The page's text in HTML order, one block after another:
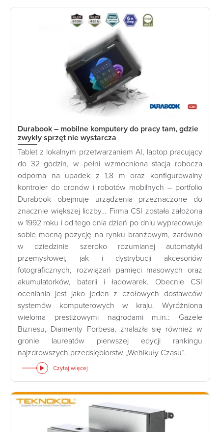
Durabook – mobilne komputery do pracy tam, gdzie
zwykły sprzęt nie wystarcza
Tablet z lokalnym przetwarzaniem AI, laptop pracujący
do 32 godzin, w pełni wzmocniona stacja robocza
odporna na upadek z 1,8 m oraz konfigurowalny
kontroler do dronów i robotów mobilnych – portfolio
Durabook obejmuje urządzenia przeznaczone do
znacznie większej liczby… Firma CSI została założona
w 1992 roku i od tego dnia dzień po dniu wypracowuje
sobie mocną pozycję na rynku branżowym, zarówno
w dziedzinie szeroko rozumianej automatyki
przemysłowej, jak i dystrybucji akcesoriów
fotograficznych, rozwiązań pamięci masowych oraz
akumulatorków, baterii i ładowarek. Obecnie CSI
oceniania jest jako jeden z czołowych dostawców
systemów komputerowych w kraju. Wyróżniona
wieloma prestiżowymi nagrodami m.in.: Gazele
Biznesu, Diamenty Forbesa, znalazła się również w
gronie laureatów pierwszej edycji rankingu
najzdrowszych przedsiębiorstw „Wehikuły Czasu”.
Czytaj więcej